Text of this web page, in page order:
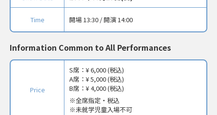
Time 開場 13:30 / 開演 14:00
Information Common to All Performances
Price
S席： ¥ 6,000 (税込)
A席： ¥ 5,000 (税込)
B席： ¥ 4,000 (税込)
全席指定・税込
※未就学児童入場不可